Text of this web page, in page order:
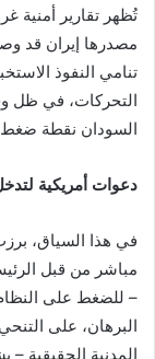
تُظهر تقارير أمنية
مصدرها إيران قد
تنامي النفوذ
التحركات، في ظل
السودان نقطة
دعوات أمريكية
في هذا السياق،
مباشر من قبل
– للضغط على النظام
البرهان، على
المدنية الحقيقية